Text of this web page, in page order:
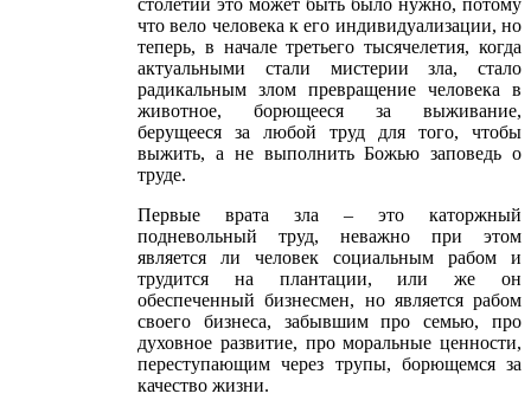
что вело человека к его индивидуализации, но
теперь, в начале третьего тысячелетия, когда
актуальными стали мистерии зла, стало
радикальным злом превращение человека в
животное, борющееся за выживание,
берущееся за любой труд для того, чтобы
выжить, а не выполнить Божью заповедь о
труде.
Первые врата зла – это каторжный
подневольный труд, неважно при этом
является ли человек социальным рабом и
трудится на плантации, или же он
обеспеченный бизнесмен, но является рабом
своего бизнеса, забывшим про семью, про
духовное развитие, про моральные ценности,
переступающим через трупы, борющемся за
качество жизни.